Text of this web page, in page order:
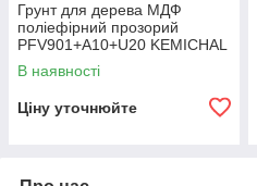
Грунт для дерева МДФ
поліефірний прозорий
PFV901+A10+U20 KEMICHAL
(Італія), (25 кг+0.5 кг+0.5 кг)
В наявності
Ціну уточнюйте